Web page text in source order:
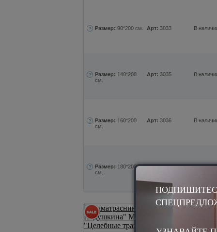
Размер: 90*200 см. Арт: 3033 В
Размер: 140*200
см.
Арт: 3035 В
Размер: 160*200
см.
Арт: 3036 В
Размер: 180*200
см.
Арт:3037 В
Наматрасники